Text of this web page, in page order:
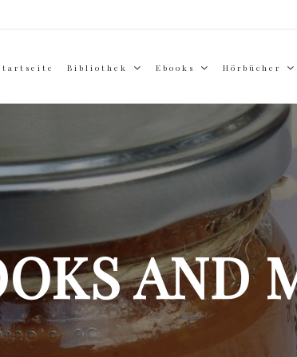
Bibliothek Ebooks Hörbücher
AND